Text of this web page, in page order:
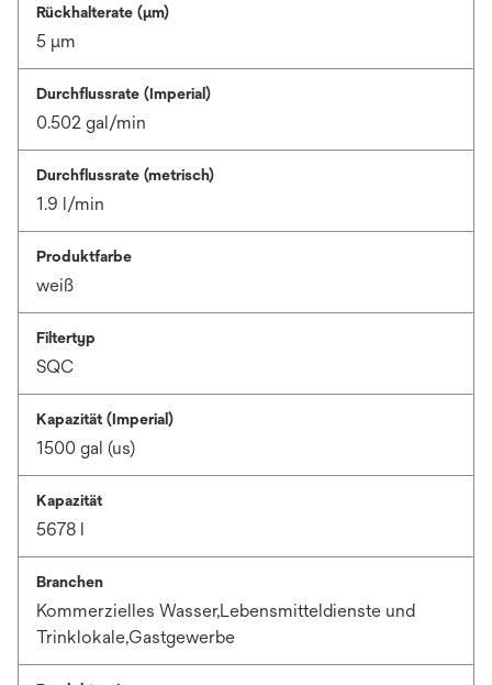
Rückhalterate (µm)
5 μm
Durchflussrate (Imperial)
0.502 gal/min
Durchflussrate (metrisch)
1.9 l/min
Produktfarbe
weiß
Filtertyp
SQC
Kapazität (Imperial)
1500 gal (us)
Kapazität
5678 l
Branchen
Kommerzielles Wasser,Lebensmitteldienste und
Trinklokale,Gastgewerbe